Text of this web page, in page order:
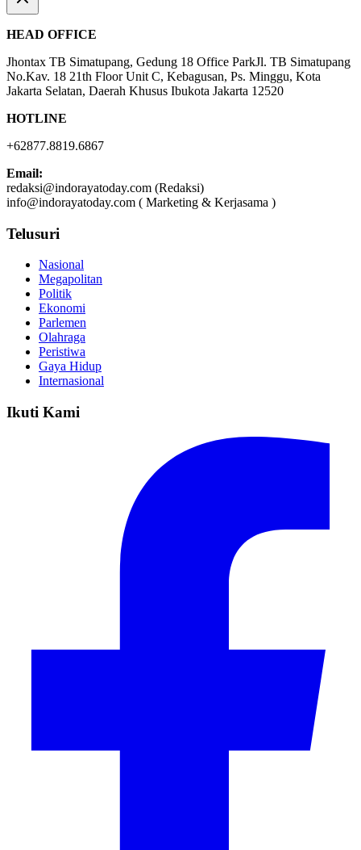
HEAD OFFICE
Jhontax TB Simatupang, Gedung 18 Office ParkJl. TB Simatupang
No.Kav. 18 21th Floor Unit C, Kebagusan, Ps. Minggu, Kota
Jakarta Selatan, Daerah Khusus Ibukota Jakarta 12520
HOTLINE
+62877.8819.6867
Email:
redaksi@indorayatoday.com (Redaksi)
info@indorayatoday.com ( Marketing & Kerjasama )
Telusuri
Nasional
Megapolitan
Politik
Ekonomi
Parlemen
Olahraga
Peristiwa
Gaya Hidup
Internasional
Ikuti Kami